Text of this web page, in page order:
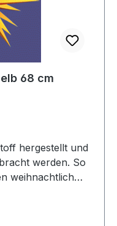
68 cm
hergestellt und
werden. So
weihnachtlich